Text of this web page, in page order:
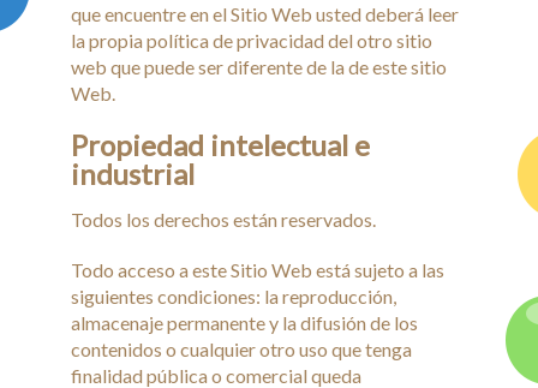
que encuentre en el Sitio Web usted deberá leer
la propia política de privacidad del otro sitio
web que puede ser diferente de la de este sitio
Web.
Propiedad intelectual e
industrial
Todos los derechos están reservados.
Todo acceso a este Sitio Web está sujeto a las
siguientes condiciones: la reproducción,
almacenaje permanente y la difusión de los
contenidos o cualquier otro uso que tenga
finalidad pública o comercial queda